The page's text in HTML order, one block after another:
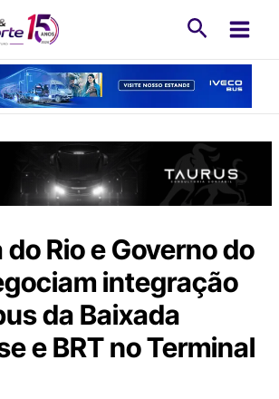
Rio e Governo do
integração
da Baixada
e BRT no Terminal